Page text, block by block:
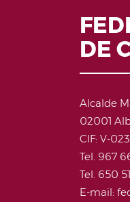
DE
Alcalde
02001
CIF: V-
Tel. 967
Tel. 650
E-mail: